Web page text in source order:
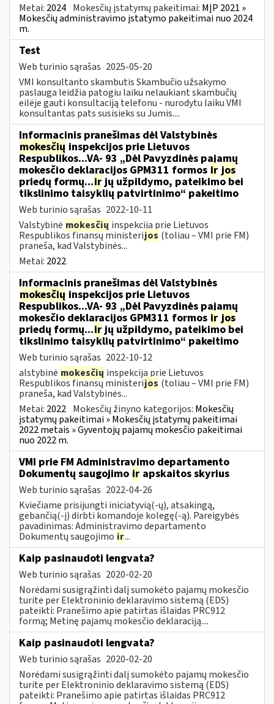
Metai: 2024 Mokesčių įstatymų pakeitimai: MĮP 2021 »
Mokesčių administravimo įstatymo pakeitimai nuo 2024
m.
Test
Web turinio sąrašas 2025-05-20
VMI konsultanto skambutis Skambučio užsakymo
paslauga leidžia patogiu laiku nelaukiant skambučių
eilėje gauti konsultaciją telefonu - nurodytu laiku VMI
konsultantas pats susisieks su Jumis....
Informacinis pranešimas dėl Valstybinės
mokesčių inspekcijos prie Lietuvos
Respublikos...VA- 93 „Dėl Pavyzdinės pajamų
mokesčio deklaracijos GPM311 formos ir jos
priedų formų...irjų užpildymo, pateikimo bei
tikslinimo taisyklių patvirtinimo“ pakeitimo
Web turinio sąrašas 2022-10-11
Valstybinė mokesčių inspekcija prie Lietuvos
Respublikos finansų ministerijos (toliau – VMI prie FM)
praneša, kad Valstybinės...
Metai: 2022
Informacinis pranešimas dėl Valstybinės
mokesčių inspekcijos prie Lietuvos
Respublikos...VA- 93 „Dėl Pavyzdinės pajamų
mokesčio deklaracijos GPM311 formos ir jos
priedų formų...irjų užpildymo, pateikimo bei
tikslinimo taisyklių patvirtinimo“ pakeitimo
Web turinio sąrašas 2022-10-12
alstybinė mokesčių inspekcija prie Lietuvos
Respublikos finansų ministerijos (toliau – VMI prie FM)
praneša, kad Valstybinės...
Metai: 2022 Mokesčių žinyno kategorijos: Mokesčių
įstatymų pakeitimai » Mokesčių įstatymų pakeitimai
2022 metais » Gyventojų pajamų mokesčio pakeitimai
nuo 2022 m.
VMI prie FM Administravimo departamento
Dokumentų saugojimo ir apskaitos skyrius
Web turinio sąrašas 2022-04-26
Kviečiame prisijungti iniciatyvią(-ų), atsakingą,
gebančią(-į) dirbti komandoje kolegę(-ą). Pareigybės
pavadinimas: Administravimo departamento
Dokumentų saugojimo ir...
Kaip pasinaudoti lengvata?
Web turinio sąrašas 2020-02-20
Norėdami susigrąžinti dalį sumokėto pajamų mokesčio
turite per Elektroninio deklaravimo sistemą (EDS)
pateikti: Pranešimo apie patirtas išlaidas PRC912
formą; Metinę pajamų mokesčio deklaraciją....
Kaip pasinaudoti lengvata?
Web turinio sąrašas 2020-02-20
Norėdami susigrąžinti dalį sumokėto pajamų mokesčio
turite per Elektroninio deklaravimo sistemą (EDS)
pateikti: Pranešimo apie patirtas išlaidas PRC912